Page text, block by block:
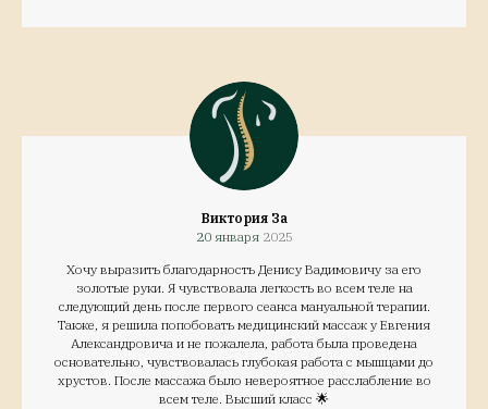
Виктория За
20 января2025
Хочу выразить благодарность Денису Вадимовичу за его
золотые руки. Я чувствовала легкость во всем теле на
следующий день после первого сеанса мануальной терапии.
Также, я решила попобовать медицинский массаж у Евгения
Александровича и не пожалела, работа была проведена
основательно, чувствовалась глубокая работа с мышцами до
хрустов. После массажа было невероятное расслабление во
всем теле. Высший класс 🌟